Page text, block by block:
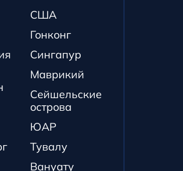
США
Гонконг
Сингапур
Маврикий
Сейшельские
острова
ЮАР
Тувалу
Вануату